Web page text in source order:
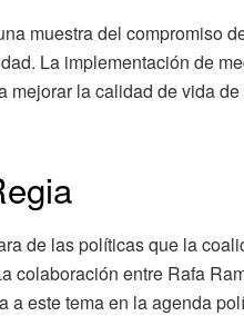
muestra del compromiso
La implementación de
mejorar la calidad de vida
de las políticas que la
colaboración entre Rafa
a este tema en la agenda